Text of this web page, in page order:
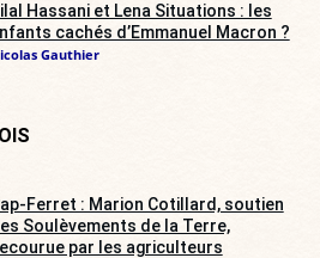
Hassani et Lena Situations : les
cachés d’Emmanuel Macron ?
Gauthier
Ferret : Marion Cotillard, soutien
Soulèvements de la Terre,
par les agriculteurs